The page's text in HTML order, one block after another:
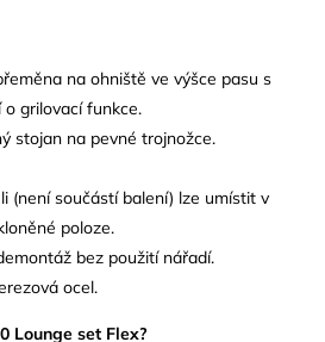
na ohniště ve výšce pasu s
grilovací funkce.
stojan na pevné trojnožce.
(není součástí balení) lze umístit v
poloze.
bez použití nářadí.
ocel.
Lounge set Flex?